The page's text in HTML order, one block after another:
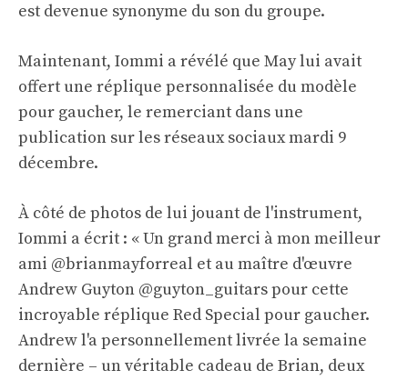
est devenue synonyme du son du groupe.
Maintenant, Iommi a révélé que May lui avait
offert une réplique personnalisée du modèle
pour gaucher, le remerciant dans une
publication sur les réseaux sociaux mardi 9
décembre.
À côté de photos de lui jouant de l'instrument,
Iommi a écrit : « Un grand merci à mon meilleur
ami @brianmayforreal et au maître d'œuvre
Andrew Guyton @guyton_guitars pour cette
incroyable réplique Red Special pour gaucher.
Andrew l'a personnellement livrée la semaine
dernière – un véritable cadeau de Brian, deux